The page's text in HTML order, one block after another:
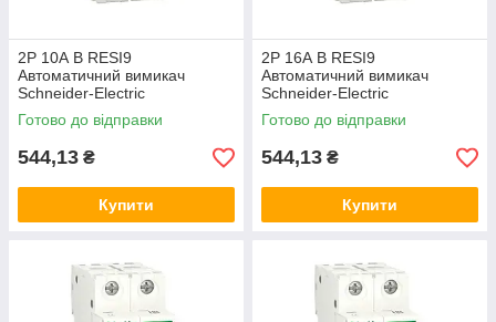
2P 10А B RESI9
Автоматичний вимикач
Schneider-Electric
двополюсний, R9F02210,
модульний Шнайдер автомат
Готово до відправки
544,13 ₴
Купити
2P 16А B RESI9
Автоматичний вимикач
Schneider-Electric
двополюсний, R9F02216,
модульний Шнайдер автомат
Готово до відправки
544,13 ₴
Купити